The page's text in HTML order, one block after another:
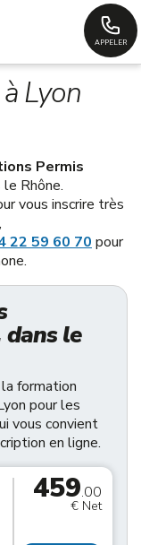
APPELER
Lyon
Permis
le Rhône.
vous inscrire très
22 59 60 70 pour
le
formation
pour les
vous convient
en ligne.
459.00
€ Net